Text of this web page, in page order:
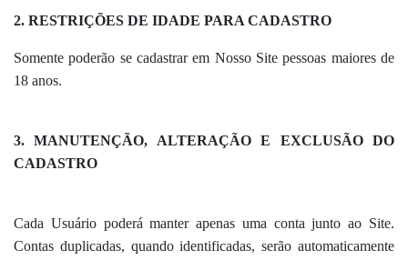
2. RESTRIÇÕES DE IDADE PARA CADASTRO
Somente poderão se cadastrar em Nosso Site pessoas maiores de
18 anos.
3. MANUTENÇÃO, ALTERAÇÃO E EXCLUSÃO DO
CADASTRO
Cada Usuário poderá manter apenas uma conta junto ao Site.
Contas duplicadas, quando identificadas, serão automaticamente